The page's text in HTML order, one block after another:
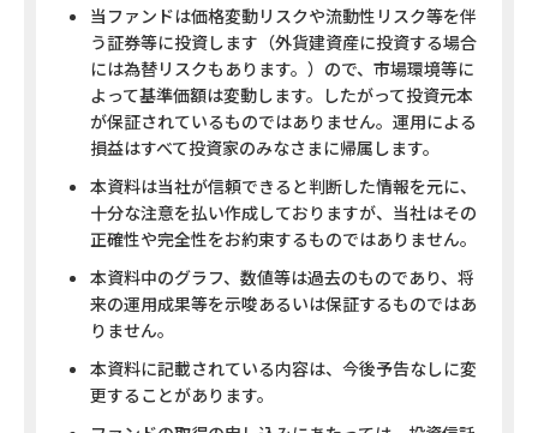
当ファンドは価格変動リスクや流動性リスク等を伴
う証券等に投資します（外貨建資産に投資する場合
には為替リスクもあります。）ので、市場環境等に
よって基準価額は変動します。したがって投資元本
が保証されているものではありません。運用による
損益はすべて投資家のみなさまに帰属します。
本資料は当社が信頼できると判断した情報を元に、
十分な注意を払い作成しておりますが、当社はその
正確性や完全性をお約束するものではありません。
本資料中のグラフ、数値等は過去のものであり、将
来の運用成果等を示唆あるいは保証するものではあ
りません。
本資料に記載されている内容は、今後予告なしに変
更することがあります。